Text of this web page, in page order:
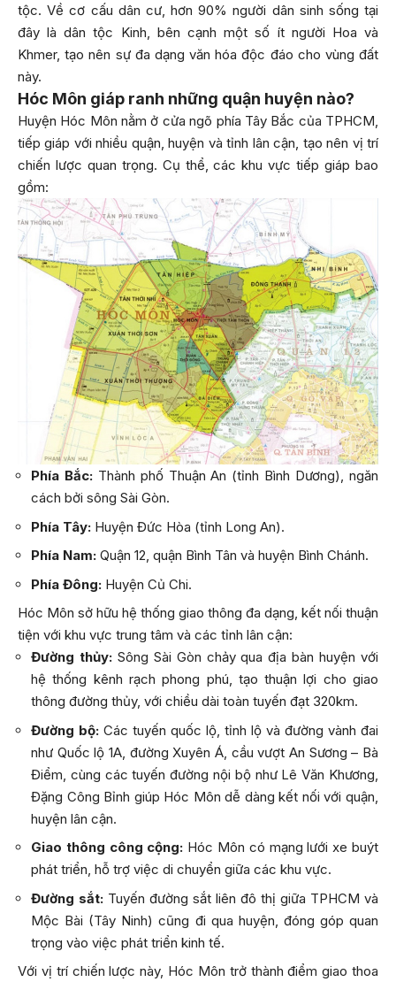
tộc. Về cơ cấu dân cư, hơn 90% người dân sinh sống tại
đây là dân tộc Kinh, bên cạnh một số ít người Hoa và
Khmer, tạo nên sự đa dạng văn hóa độc đáo cho vùng đất
này.
Hóc Môn giáp ranh những quận huyện nào?
Huyện Hóc Môn nằm ở cửa ngõ phía Tây Bắc của TPHCM,
tiếp giáp với nhiều quận, huyện và tỉnh lân cận, tạo nên vị trí
chiến lược quan trọng. Cụ thể, các khu vực tiếp giáp bao
gồm:
Phía Bắc:Thành phố Thuận An (tỉnh Bình Dương), ngăn
cách bởi sông Sài Gòn.
Phía Tây: Huyện Đức Hòa (tỉnh Long An).
Phía Nam: Quận 12, quận Bình Tân và huyện Bình Chánh.
Phía Đông: Huyện Củ Chi.
Hóc Môn sở hữu hệ thống giao thông đa dạng, kết nối thuận
tiện với khu vực trung tâm và các tỉnh lân cận:
Đường thủy:Sông Sài Gòn chảy qua địa bàn huyện với
hệ thống kênh rạch phong phú, tạo thuận lợi cho giao
thông đường thủy, với chiều dài toàn tuyến đạt 320km.
Đường bộ: Các tuyến quốc lộ, tỉnh lộ và đường vành đai
như Quốc lộ 1A, đường Xuyên Á, cầu vượt An Sương – Bà
Điểm, cùng các tuyến đường nội bộ như Lê Văn Khương,
Đặng Công Bỉnh giúp Hóc Môn dễ dàng kết nối với quận,
huyện lân cận.
Giao thông công cộng: Hóc Môn có mạng lưới xe buýt
phát triển, hỗ trợ việc di chuyển giữa các khu vực.
Đường sắt: Tuyến đường sắt liên đô thị giữa TPHCM và
Mộc Bài (Tây Ninh) cũng đi qua huyện, đóng góp quan
trọng vào việc phát triển kinh tế.
Với vị trí chiến lược này, Hóc Môn trở thành điểm giao thoa